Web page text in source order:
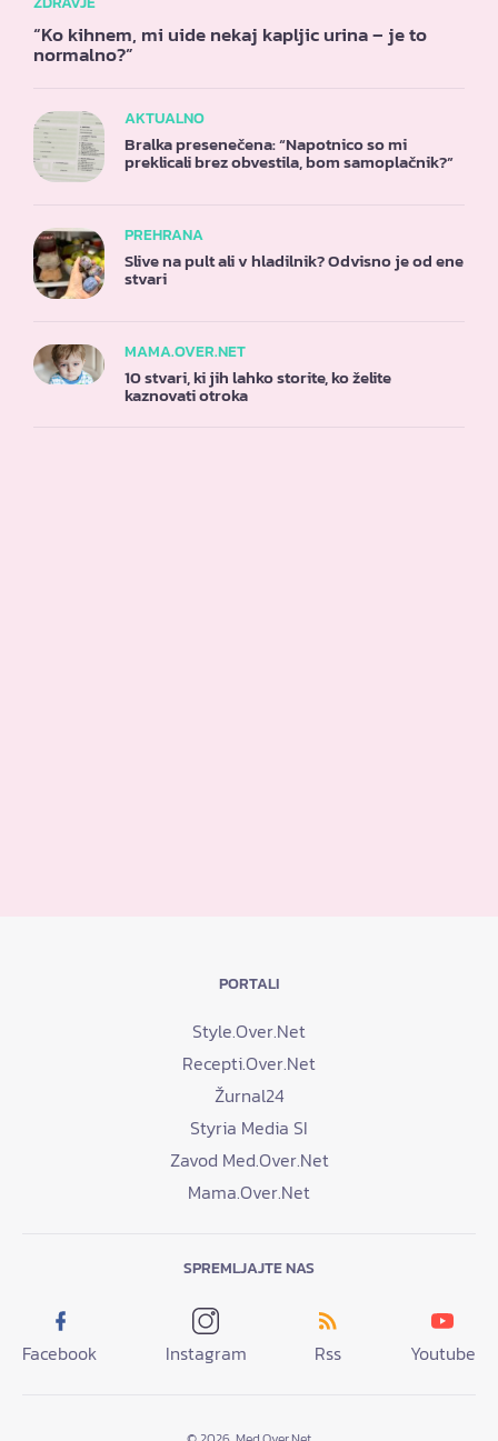
“Ko kihnem, mi uide nekaj kapljic urina – je to
normalno?”
AKTUALNO
Bralka presenečena: “Napotnico so mi
preklicali brez obvestila, bom samoplačnik?”
PREHRANA
Slive na pult ali v hladilnik? Odvisno je od ene
stvari
MAMA.OVER.NET
10 stvari, ki jih lahko storite, ko želite
kaznovati otroka
PORTALI
Style.Over.Net
Recepti.Over.Net
Žurnal24
Styria Media SI
Zavod Med.Over.Net
Mama.Over.Net
SPREMLJAJTE NAS
Facebook Instagram Rss Youtube